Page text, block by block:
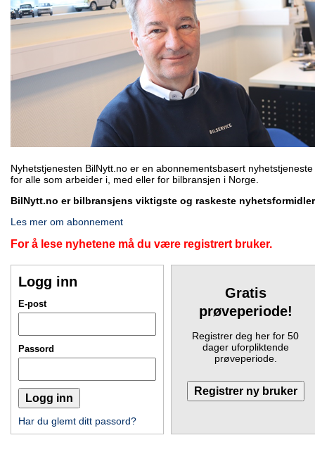
Nyhetstjenesten BilNytt.no er en abonnementsbasert nyhetstjeneste
for alle som arbeider i, med eller for bilbransjen i Norge.
BilNytt.no er bilbransjens viktigste og raskeste
Les mer om abonnement
For å lese nyhetene må du være registrert bruker.
Logg inn
E-post
Passord
Har du glemt ditt passord?
Gratis
prøveperiode!
Registrer deg her for 50
dager uforpliktende
prøveperiode.